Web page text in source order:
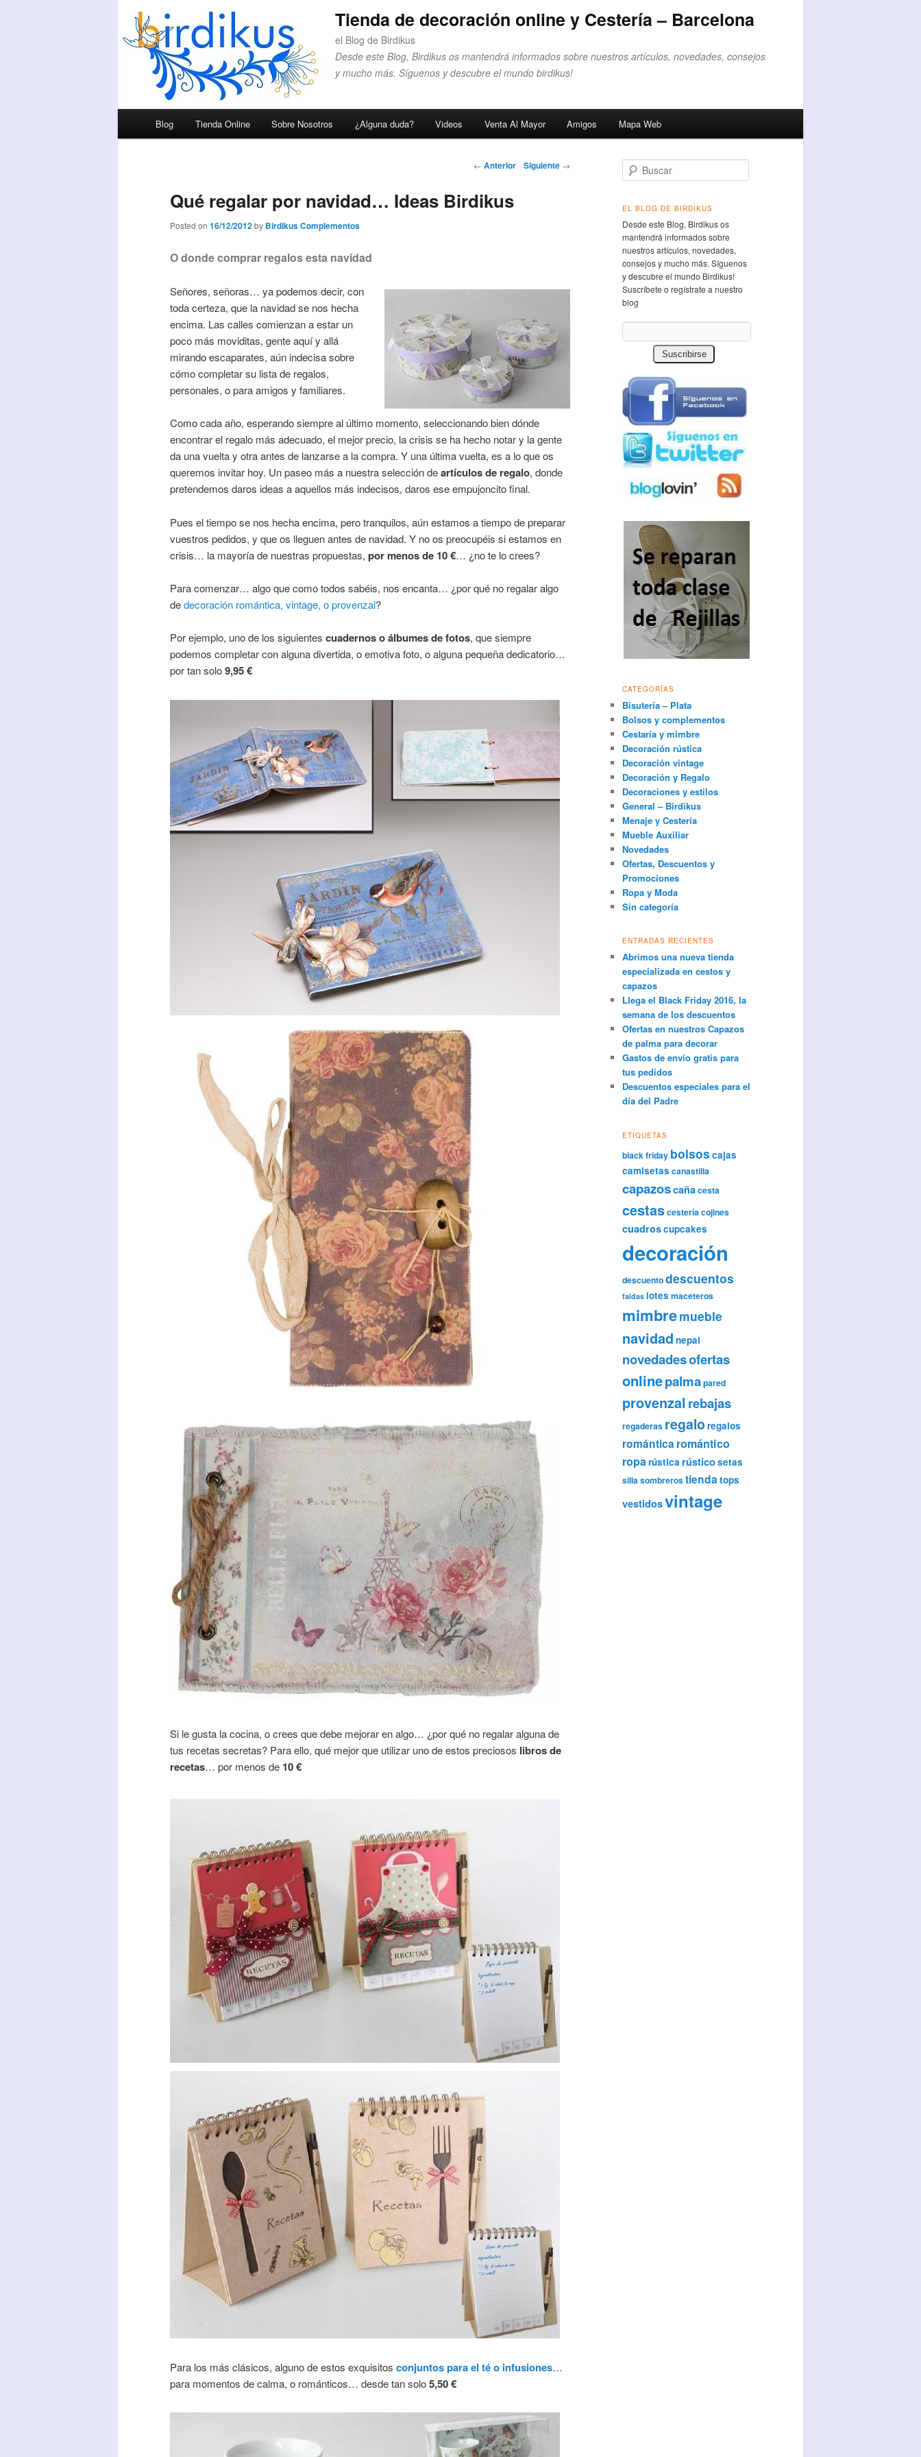
Tienda de decoración online y Cestería – Barcelona
el Blog de Birdikus
Desde este Blog, Birdikus os mantendrá informados sobre nuestros artículos, novedades, consejos
y mucho más. Síguenos y descubre el mundo birdikus!
Ir al contenido principal
Ir al contenido secundario
Blog Tienda Online Sobre Nosotros ¿Alguna duda? Videos Venta Al Mayor Amigos Mapa Web
Navegador de
← Anterior Siguiente →
Qué regalar por navidad… Ideas Birdikus
Posted on 16/12/2012by Birdikus Complementos
O donde comprar regalos esta navidad
Señores, señoras… ya podemos decir, con
toda certeza, que la navidad se nos hecha
encima. Las calles comienzan a estar un
poco más moviditas, gente aquí y allá
mirando escaparates, aún indecisa sobre
cómo completar su lista de regalos,
personales, o para amigos y familiares.
Como cada año, esperando siempre al último momento, seleccionando bien dónde
encontrar el regalo más adecuado, el mejor precio, la crisis se ha hecho notar y la gente
da una vuelta y otra antes de lanzarse a la compra. Y una última vuelta, es a lo que os
queremos invitar hoy. Un paseo más a nuestra selección deartículos de regalo, donde
pretendemos daros ideas a aquellos más indecisos, daros ese empujoncito final.
Pues el tiempo se nos hecha encima, pero tranquilos, aún estamos a tiempo de preparar
vuestros pedidos, y que os lleguen antes de navidad. Y no os preocupéis si estamos en
crisis… la mayoría de nuestras propuestas, por menos de 10 €… ¿no te lo crees?
Para comenzar… algo que como todos sabéis, nos encanta… ¿por qué no regalar algo
dedecoración romántica, vintage, o provenzal?
Por ejemplo, uno de los siguientes cuadernos o álbumes de fotos, que siempre
podemos completar con alguna divertida, o emotiva foto, o alguna pequeña dedicatorio…
por tan solo9,95 €
Si le gusta la cocina, o crees que debe mejorar en algo… ¿por qué no regalar alguna de
tus recetas secretas? Para ello, qué mejor que utilizar uno de estos preciosos libros de
recetas… por menos de 10 €
Para los más clásicos, alguno de estos exquisitos conjuntos para el té o infusiones…
para momentos de calma, o románticos… desde tan solo5,50 €
Buscar
EL BLOG DE BIRDIKUS
Desde este Blog, Birdikus os
mantendrá informados sobre
nuestros artículos, novedades,
consejos y mucho más. Síguenos
y descubre el mundo Birdikus!
Suscríbete o regístrate a nuestro
blog
CATEGORÍAS
Bisutería – Plata
Bolsos y complementos
Cestaría y mimbre
Decoración rústica
Decoración vintage
Decoración y Regalo
Decoraciones y estilos
General – Birdikus
Menaje y Cestería
Mueble Auxiliar
Novedades
Ofertas, Descuentos y
Promociones
Ropa y Moda
Sin categoría
ENTRADAS RECIENTES
Abrimos una nueva tienda
especializada en cestos y
capazos
Llega el Black Friday 2016, la
semana de los descuentos
Ofertas en nuestros Capazos
de palma para decorar
Gastos de envío gratis para
tus pedidos
Descuentos especiales para el
día del Padre
ETIQUETAS
black friday bolsos cajas
camisetas canastilla
capazoscañacesta
cestascesteríacojines
cuadroscupcakes
decoración
descuentodescuentos
faldas lotes maceteros
mimbremueble
navidad nepal
novedadesofertas
onlinepalmapared
provenzalrebajas
regaderas regalo regalos
romántica romántico
roparústica rústicosetas
sillasombrerostienda tops
vestidosvintage